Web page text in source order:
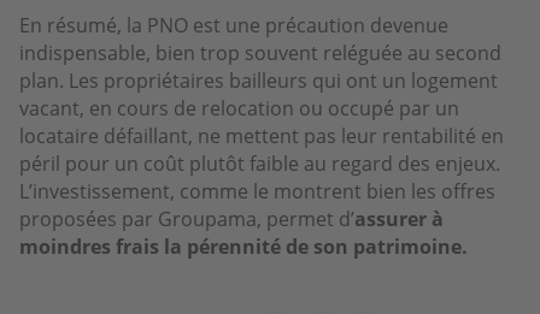
En résumé, la PNO est une précaution devenue
indispensable, bien trop souvent reléguée au second
plan. Les propriétaires bailleurs qui ont un logement
vacant, en cours de relocation ou occupé par un
locataire défaillant, ne mettent pas leur rentabilité en
péril pour un coût plutôt faible au regard des enjeux.
L’investissement, comme le montrent bien les offres
proposées par Groupama, permet d’assurer à
moindres frais la pérennité de son patrimoine.